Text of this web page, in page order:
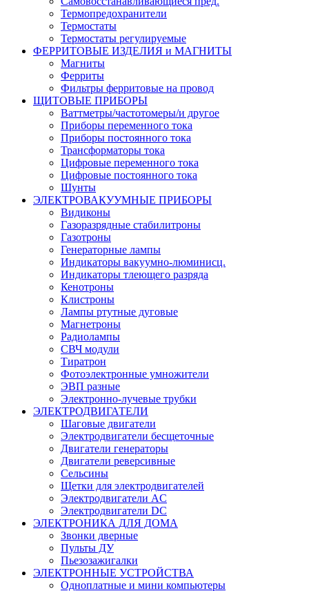
Термопредохранители
Термостаты
Термостаты регулируемые
ФЕРРИТОВЫЕ ИЗДЕЛИЯ и МАГНИТЫ
Магниты
Ферриты
Фильтры ферритовые на провод
ЩИТОВЫЕ ПРИБОРЫ
Ваттметры/частотомеры/и другое
Приборы переменного тока
Приборы постоянного тока
Трансформаторы тока
Цифровые переменного тока
Цифровые постоянного тока
Шунты
ЭЛЕКТРОВАКУУМНЫЕ ПРИБОРЫ
Видиконы
Газоразрядные стабилитроны
Газотроны
Генераторные лампы
Индикаторы вакуумно-люминисц.
Индикаторы тлеющего разряда
Кенотроны
Клистроны
Лампы ртутные дуговые
Магнетроны
Радиолампы
СВЧ модули
Тиратрон
Фотоэлектронные умножители
ЭВП разные
Электронно-лучевые трубки
ЭЛЕКТРОДВИГАТЕЛИ
Шаговые двигатели
Электродвигатели бесщеточные
Двигатели генераторы
Двигатели реверсивные
Сельсины
Щетки для электродвигателей
Электродвигатели AC
Электродвигатели DC
ЭЛЕКТРОНИКА ДЛЯ ДОМА
Звонки дверные
Пульты ДУ
Пьезозажигалки
ЭЛЕКТРОННЫЕ УСТРОЙСТВА
Одноплатные и мини компьютеры